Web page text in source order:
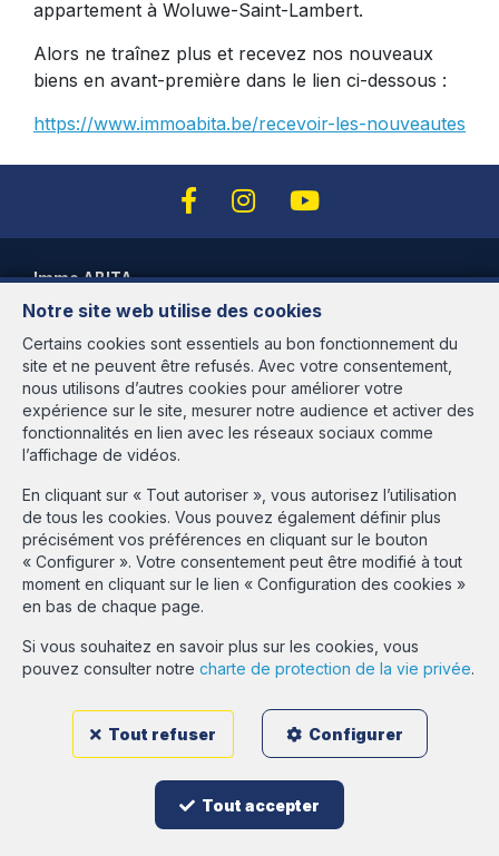
appartement à Woluwe-Saint-Lambert.
Alors ne traînez plus et recevez nos nouveaux
biens en avant-première dans le lien ci-dessous :
https://www.immoabita.be/recevoir-les-nouveautes
Notre site web utilise des cookies
Certains cookies sont essentiels au bon fonctionnement du
site et ne peuvent être refusés. Avec votre consentement,
nous utilisons d’autres cookies pour améliorer votre
expérience sur le site, mesurer notre audience et activer des
fonctionnalités en lien avec les réseaux sociaux comme
l’affichage de vidéos.
En cliquant sur « Tout autoriser », vous autorisez l’utilisation
de tous les cookies. Vous pouvez également définir plus
précisément vos préférences en cliquant sur le bouton
« Configurer ». Votre consentement peut être modifié à tout
moment en cliquant sur le lien « Configuration des cookies »
en bas de chaque page.
Si vous souhaitez en savoir plus sur les cookies, vous
pouvez consulter notre charte de protection de la vie privée.
Tout refuser Configurer
Tout accepter
Immo ABITA
Avenue des Cerisiers, 95
1200 Woluwé-St-Lambert
Heures d'ouverture
Du lundi au vendredi de 9h30 à 18h00
et le samedi de 9h30 à 13h30 sur rendez-vous
N° entreprise : BE-437.981.526 - rpm Bruxelles Instance de
contrôle: IPI, rue du Luxembourg 16B, 1000 Bruxelles - Soumis au
code déontologique de l'IPI:www.ipi.be
Conditions générales d'utilisation du site
Charte de la protection de la vie privée
Gestion des consentements
Login propriétaire